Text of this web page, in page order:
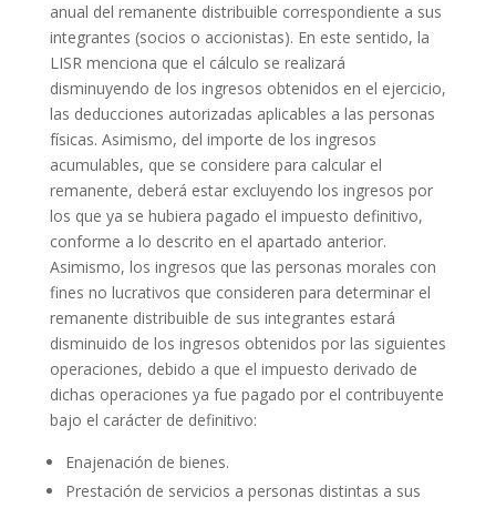
anual del remanente distribuible correspondiente a sus
integrantes (socios o accionistas). En este sentido, la
LISR menciona que el cálculo se realizará
disminuyendo de los ingresos obtenidos en el ejercicio,
las deducciones autorizadas aplicables a las personas
físicas. Asimismo, del importe de los ingresos
acumulables, que se considere para calcular el
remanente, deberá estar excluyendo los ingresos por
los que ya se hubiera pagado el impuesto definitivo,
conforme a lo descrito en el apartado anterior.
Asimismo, los ingresos que las personas morales con
fines no lucrativos que consideren para determinar el
remanente distribuible de sus integrantes estará
disminuido de los ingresos obtenidos por las siguientes
operaciones, debido a que el impuesto derivado de
dichas operaciones ya fue pagado por el contribuyente
bajo el carácter de definitivo:
Enajenación de bienes.
Prestación de servicios a personas distintas a sus